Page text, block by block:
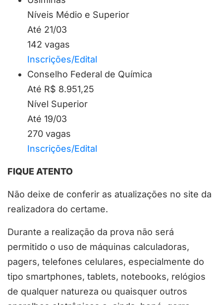
Níveis Médio e Superior
Até 21/03
142 vagas
Inscrições/Edital
Conselho Federal de Química
Até R$ 8.951,25
Nível Superior
Até 19/03
270 vagas
Inscrições/Edital
FIQUE ATENTO
Não deixe de conferir as atualizações no site da
realizadora do certame.
Durante a realização da prova não será
permitido o uso de máquinas calculadoras,
pagers, telefones celulares, especialmente do
tipo smartphones, tablets, notebooks, relógios
de qualquer natureza ou quaisquer outros